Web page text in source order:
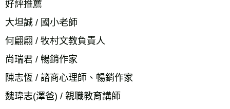
好評推薦
大坦誠 / 國小老師
何翩翩 / 牧村文教負責人
尚瑞君 / 暢銷作家
陳志恆 / 諮商心理師、暢銷作家
魏瑋志(澤爸) / 親職教育講師